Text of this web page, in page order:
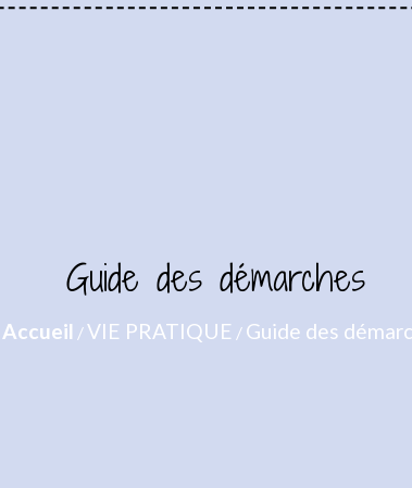
Guide des démarches
Accueil /VIE PRATIQUE / Guide des